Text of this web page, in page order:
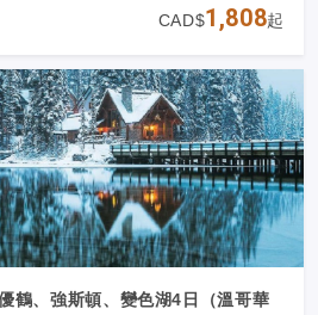
、7/26、7/29
、8/23、8/30
CAD$1,808起
鶴、強斯頓、變色湖4日（溫哥華